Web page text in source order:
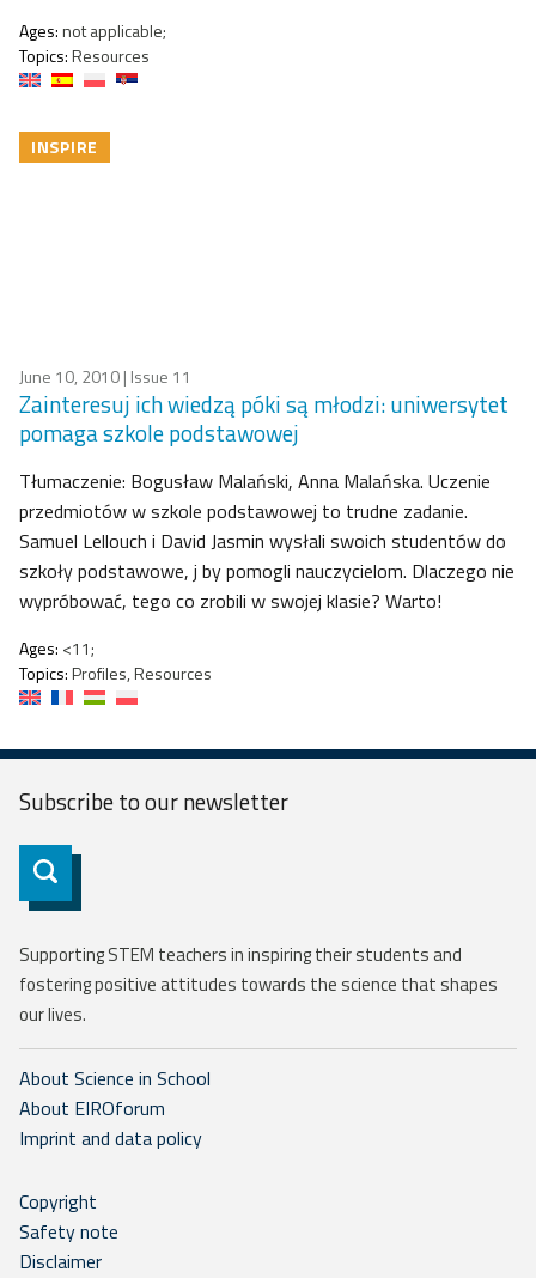
Ages:not applicable;
Topics:Resources
INSPIRE
June 10, 2010| Issue 11
Zainteresuj ich wiedzą póki są młodzi: uniwersytet
pomaga szkole podstawowej
Tłumaczenie: Bogusław Malański, Anna Malańska. Uczenie
przedmiotów w szkole podstawowej to trudne zadanie.
Samuel Lellouch i David Jasmin wysłali swoich studentów do
szkoły podstawowe, j by pomogli nauczycielom. Dlaczego nie
wypróbować, tego co zrobili w swojej klasie? Warto!
Ages: <11;
Topics:Profiles, Resources
Subscribe to ournewsletter
Subscribe
Supporting STEM teachers in inspiring their students and
fostering positive attitudes towards the science that shapes
our lives.
About Science in School
About EIROforum
Imprint and data policy
Copyright
Safety note
Disclaimer